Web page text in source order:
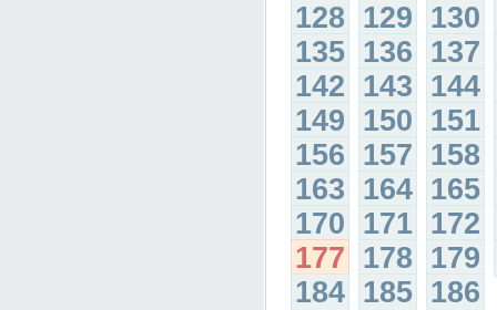
128 129 130
135 136 137
142 143 144
149 150 151
156 157 158
163 164 165
170 171 172
177 178 179
184 185 186